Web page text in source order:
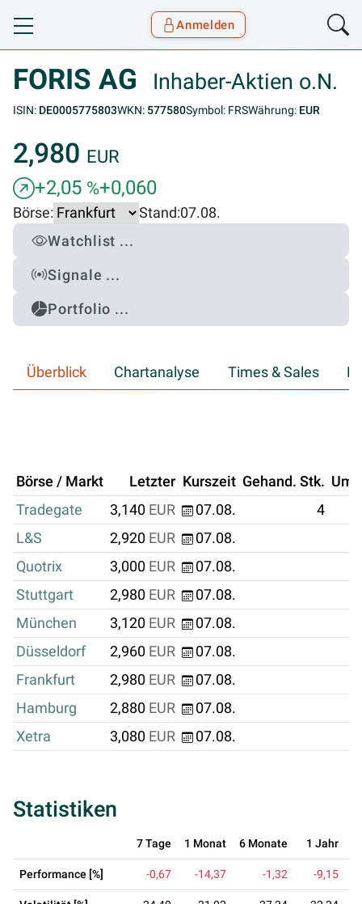
Toggle navigation
Anmelden
FORIS AG Inhaber-Aktien o.N.
ISIN: DE0005775803WKN: 577580Symbol: FRSWährung: EUR
2,980 EUR
+2,05 %+0,060
Börse: Stand:07.08.
Watchlist ...
Signale ...
Portfolio ...
Überblick Chartanalyse Times & Sales
Börse / Markt Letzter Kurszeit Gehand. Stk.
Tradegate
3,140 EUR 07.08.
4
L&S
2,920 EUR
07.08.
Quotrix
3,000 EUR
07.08.
Stuttgart
2,980 EUR
07.08.
München
3,120 EUR
07.08.
Düsseldorf
2,960 EUR
07.08.
Frankfurt
2,980 EUR
07.08.
Hamburg
2,880 EUR
07.08.
Xetra
3,080 EUR 07.08.
Statistiken
7 Tage 1 Monat 6 Monate 1 Jahr
Performance [%] -0,67 -14,37 -1,32 -9,15